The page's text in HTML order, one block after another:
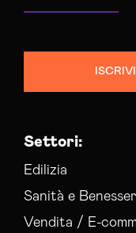
Settori:
Edilizia
Sanità e
Vendita / E-